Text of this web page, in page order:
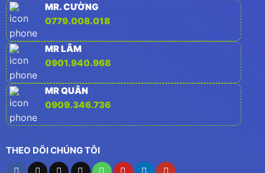
MR. CƯỜNG
0779.008.018
MR LÂM
0901.940.968
MR QUÂN
0909.346.736
THEO DÕI CHÚNG TÔI